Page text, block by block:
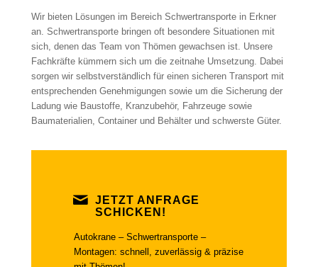
Wir bieten Lösungen im Bereich Schwertransporte in Erkner
an. Schwertransporte bringen oft besondere Situationen mit
sich, denen das Team von Thömen gewachsen ist. Unsere
Fachkräfte kümmern sich um die zeitnahe Umsetzung. Dabei
sorgen wir selbstverständlich für einen sicheren Transport mit
entsprechenden Genehmigungen sowie um die Sicherung der
Ladung wie Baustoffe, Kranzubehör, Fahrzeuge sowie
Baumaterialien, Container und Behälter und schwerste Güter.
JETZT ANFRAGE
SCHICKEN!
Autokrane – Schwertransporte –
Montagen: schnell, zuverlässig & präzise